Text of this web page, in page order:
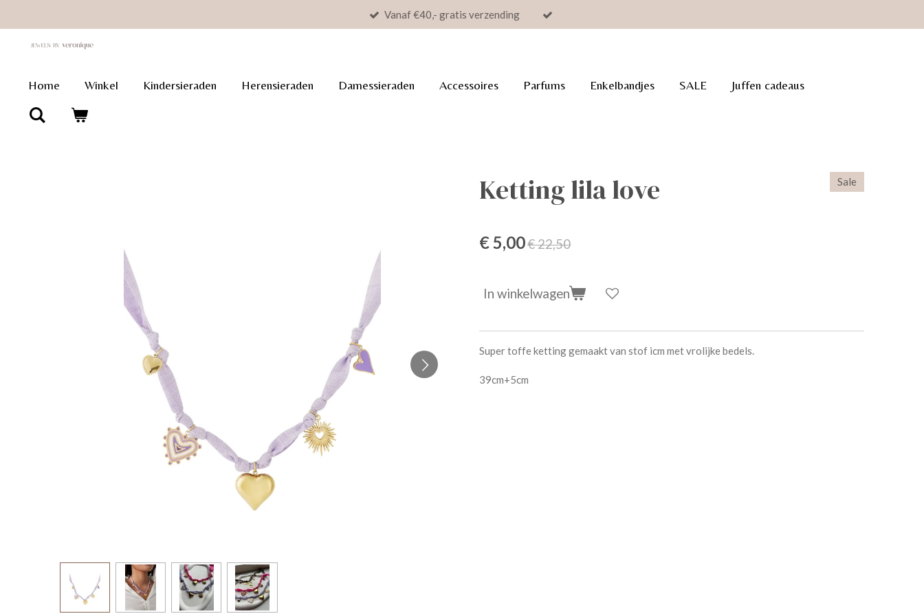
hoofdinhoud
Vanaf €40,- gratis verzending
Home Winkel Kindersieraden Herensieraden Damessieraden Accessoires Parfums Enkelbandjes SALE Juffen cadeaus
Ketting lila love Sale
€ 5,00€ 22,50
In winkelwagen
Super toffe ketting gemaakt van stof icm met vrolijke bedels.
39cm+5cm